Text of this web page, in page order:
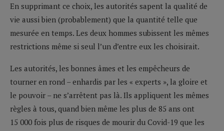
En supprimant ce choix, les autorités sapent la qualité de
vie aussi bien (probablement) que la quantité telle que
mesurée en temps. Les deux hommes subissent les mêmes
restrictions même si seul l’un d’entre eux les choisirait.
Les autorités, les bonnes âmes et les empêcheurs de
tourner en rond – enhardis par les « experts », la gloire et
le pouvoir – ne s’arrêtent pas là. Ils appliquent les mêmes
règles à tous, quand bien même les plus de 85 ans ont
15 000 fois plus de risques de mourir du Covid-19 que les